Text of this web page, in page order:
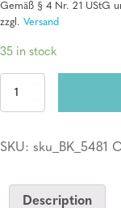
Gemäß § 4 Nr. 21 UStG
zzgl. Versand
35 in stock
Ticket:
quantity
SKU: sku_BK_5481
Description